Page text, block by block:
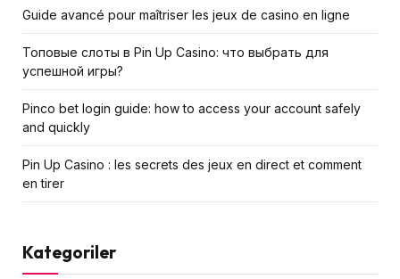
Guide avancé pour maîtriser les jeux de casino en ligne
Топовые слоты в Pin Up Casino: что выбрать для
успешной игры?
Pinco bet login guide: how to access your account safely
and quickly
Pin Up Casino : les secrets des jeux en direct et comment
en tirer
Kategoriler